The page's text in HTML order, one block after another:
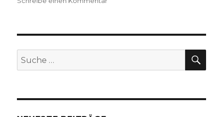
fair
–
Suche
nach: